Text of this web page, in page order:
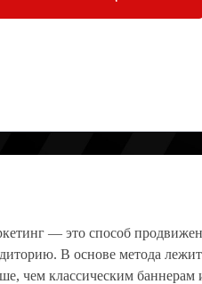
— это способ
В основе метода
чем классическим баннерам